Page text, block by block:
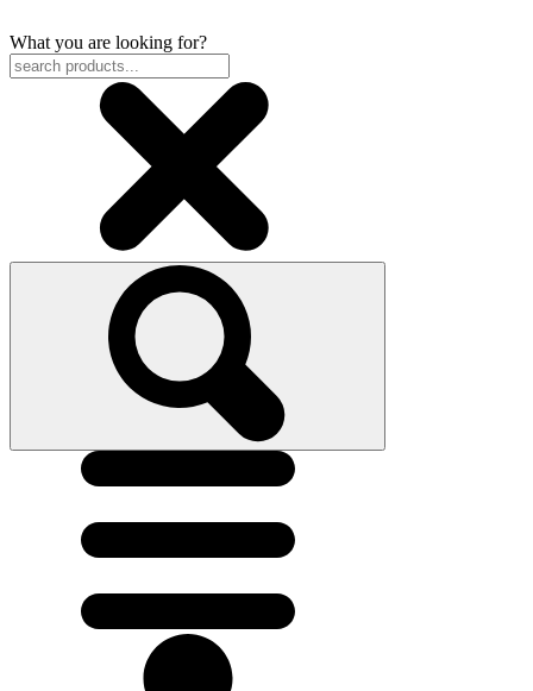
What you are looking for?